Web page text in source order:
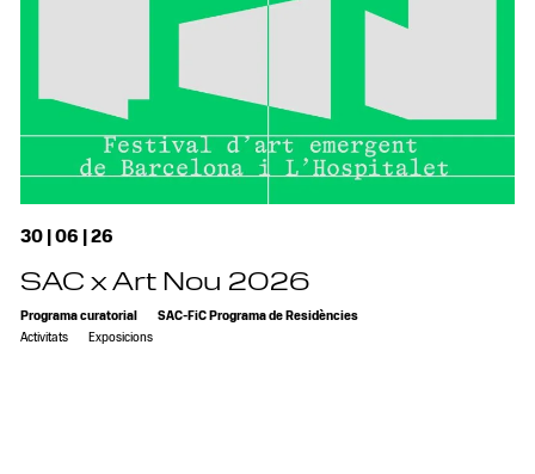
30 | 06 | 26
SAC x Art Nou 2026
Programa curatorial
SAC-FiC Programa de Residències
Activitats
Exposicions